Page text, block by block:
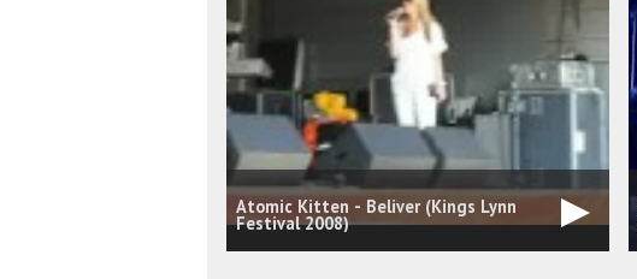
Atomic Kitten - Beliver (Kings Lynn
Festival 2008)